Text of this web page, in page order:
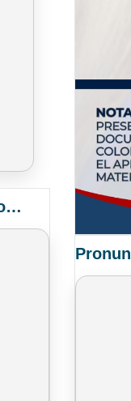
Convocatoria Elección de Delegados Docentes para el XIV Congreso Nacional de Universidades